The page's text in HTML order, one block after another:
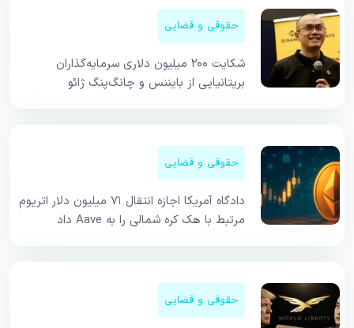
حقوقی و قضایی
شکایت ۲۰۰ میلیون دلاری سرمایه‌گذاران
بریتانیایی از بایننس و چانگ‌پنگ ژائو
حقوقی و قضایی
دادگاه آمریکا اجازه انتقال ۷۱ میلیون دلار اتریوم
مرتبط با هک کره شمالی را به Aave داد
حقوقی و قضایی